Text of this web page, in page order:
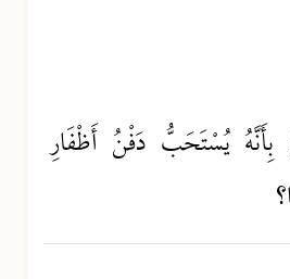
يُسْتَحَبُّ دَفْنُ أَظْفَارِ